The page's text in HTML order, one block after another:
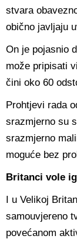
stvara
obično javljaju
On je pojasnio
može pripisati
čini oko 60
Prohtjevi rada
srazmjerno su
srazmjerno
moguće bez
Britanci vole
I u Velikoj
samouvjereno
povećanom